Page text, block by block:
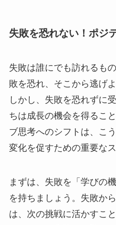
失敗を恐れない！ポジ
失敗は誰にでも訪れるも
敗を恐れ、そこから逃げ
しかし、失敗を恐れずに
ちは成長の機会を得るこ
ブ思考へのシフトは、こ
変化を促すための重要なス
まずは、失敗を「学びの
を持ちましょう。失敗か
は、次の挑戦に活かすこ